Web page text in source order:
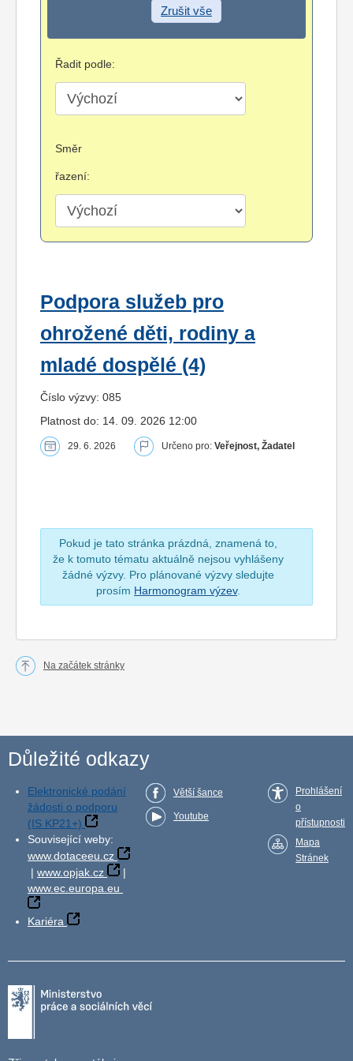
Zrušit vše
Řadit podle:
Směr
řazení:
Podpora služeb pro
ohrožené děti, rodiny a
mladé dospělé (4)
Číslo výzvy: 085
Platnost do: 14. 09. 2026 12:00
29. 6. 2026 Určeno pro: Veřejnost, Žadatel
Pokud je tato stránka prázdná, znamená to,
že k tomuto tématu aktuálně nejsou vyhlášeny
žádné výzvy. Pro plánované výzvy sledujte
prosím Harmonogram výzev.
Na začátek stránky
Důležité odkazy
Elektronické podání
žádosti o podporu
(IS KP21+)
Související weby:
www.dotaceeu.cz
| www.opjak.cz
|
www.ec.europa.eu
Kariéra
Větší šance
Youtube
Prohlášení
o
přístupnosti
Mapa
Stránek